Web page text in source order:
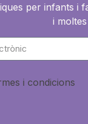
per infants i
i
i condicions